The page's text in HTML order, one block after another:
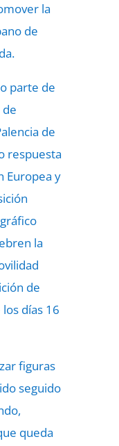
la
de
parte de
de
de
respuesta
Europea y
la
de
días 16
figuras
seguido
queda